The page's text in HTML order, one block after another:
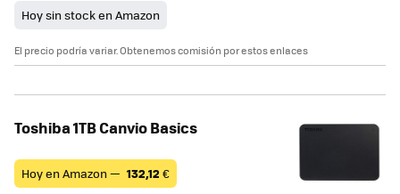
Hoy sin stock en Amazon
El precio podría variar. Obtenemos comisión por estos enlaces
Toshiba 1TB Canvio Basics
Hoy en Amazon — 132,12 €